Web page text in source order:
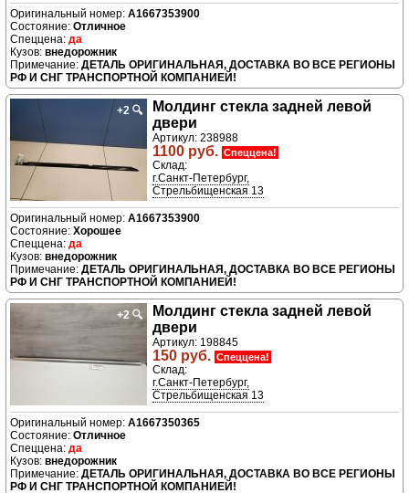
A1667353900
Отличное
да
внедорожник
ДЕТАЛЬ ОРИГИНАЛЬНАЯ, ДОСТАВКА ВО ВСЕ РЕГИОНЫ
РФ И СНГ ТРАНСПОРТНОЙ КОМПАНИЕЙ!
+2 🔍
Молдинг стекла задней левой
двери
Артикул: 238988
1100 руб. Спеццена!
Склад:
г.Санкт-Петербург,
Стрельбищенская 13
A1667353900
Хорошее
да
внедорожник
ДЕТАЛЬ ОРИГИНАЛЬНАЯ, ДОСТАВКА ВО ВСЕ РЕГИОНЫ
РФ И СНГ ТРАНСПОРТНОЙ КОМПАНИЕЙ!
+2 🔍
Молдинг стекла задней левой
двери
Артикул: 198845
150 руб. Спеццена!
Склад:
г.Санкт-Петербург,
Стрельбищенская 13
A1667350365
Отличное
да
внедорожник
ДЕТАЛЬ ОРИГИНАЛЬНАЯ, ДОСТАВКА ВО ВСЕ РЕГИОНЫ
РФ И СНГ ТРАНСПОРТНОЙ КОМПАНИЕЙ!